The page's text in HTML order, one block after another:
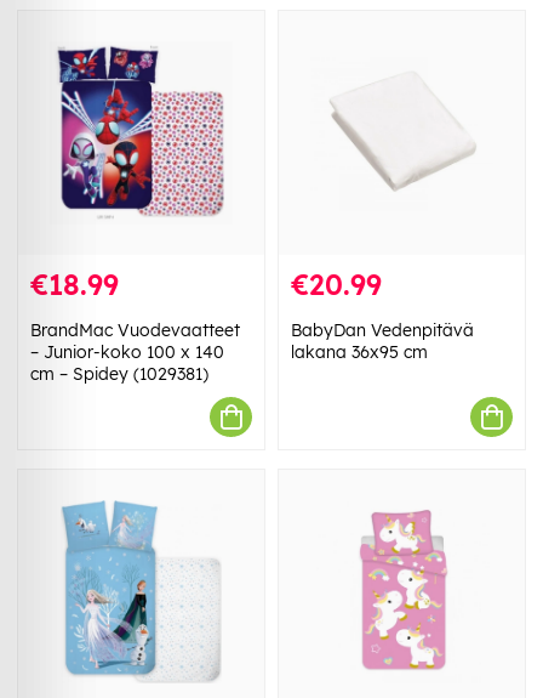
€18.99
BrandMac Vuodevaatteet
– Junior-koko 100 x 140
cm – Spidey (1029381)
€20.99
BabyDan Vedenpitävä
lakana 36x95 cm